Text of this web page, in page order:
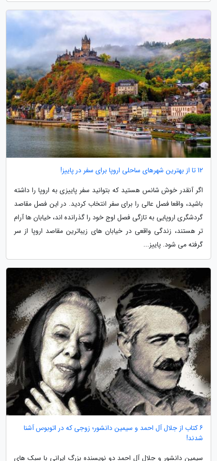
12 تا از بهترین شهرهای ساحلی اروپا برای سفر در پاییز!
اگر آنقدر خوش شانس هستید که بتوانید سفر پاییزی به اروپا را داشته
باشید، واقعا فصل عالی را برای سفر انتخاب کردید. در این فصل مقاصد
گردشگری اروپایی به تازگی فصل اوج خود را گذرانده اند، خیابان ها آرام
تر هستند، زندگی واقعی در خیابان های زیباترین مقاصد اروپا از سر
گرفته می شود. پاییز...
6 کتاب از جلال آل احمد و سیمین دانشور؛ زوجی که در اتوبوس آشنا
شدند!
سیمین دانشور و جلال آل احمد دو نویسنده بزرگ ایرانی با سبک های